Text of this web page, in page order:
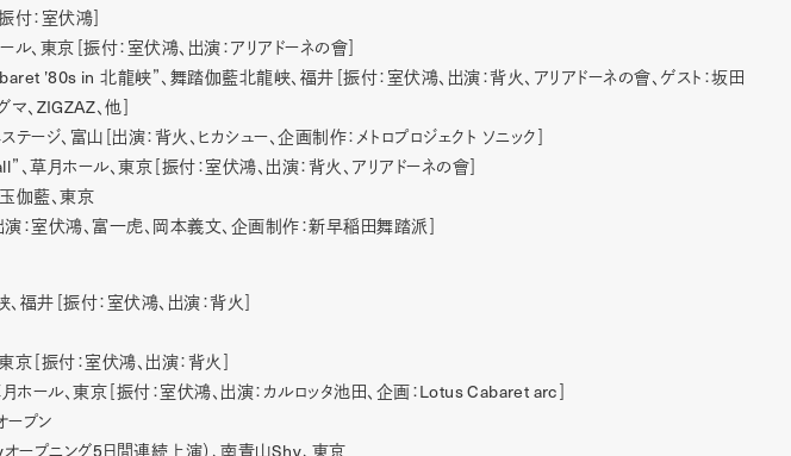
付：室伏鴻］
、東京［振付：室伏鴻、出演：アリアドーネの會］
’80s in 北龍峡”、舞踏伽藍北龍峡、福井［振付：室伏鴻、出演：背火、アリアドーネの會、ゲスト：坂田
マ、 ZIGZAZ、他］
ージ、富山［出演：背火、ヒカシュー、企画制作：メトロプロジェクト ソニック］
”、草月ホール、東京［振付：室伏鴻、出演：背火、アリアドーネの會］
伽藍、東京
：室伏鴻、富一虎、岡本義文、企画制作：新早稲田舞踏派］
福井［振付：室伏鴻、出演：背火］
京［振付：室伏鴻、出演：背火］
月ホール、東京［振付：室伏鴻、出演：カルロッタ池田、企画：Lotus Cabaret arc］
ープン
オープニング5日間連続上演）、南青山Shy、東京